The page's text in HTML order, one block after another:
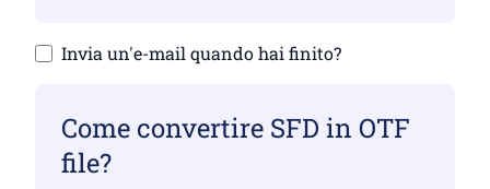
Invia un'e-mail quando hai finito?
Come convertire SFD in OTF
file?